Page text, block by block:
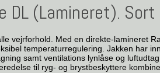
DL (Lamineret). Sort
vejrforhold. Med en direkte-lamineret
temperaturregulering. Jakken har
samt ventilations lynlåse og
til ryg- og brystbeskyttere